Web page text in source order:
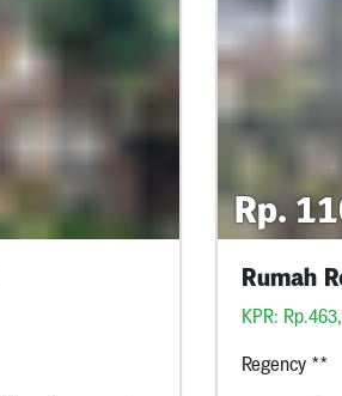
Rp.
Rumah
KPR:
Regency **